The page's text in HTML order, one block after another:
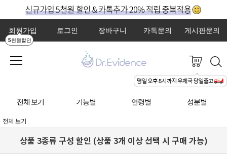
회원가입
5천원할인
로그인 장바구니 카톡문의 게시판문의
전체 보기 기능별 연령별 성분별
전체 보기
상품 3종류 구성 할인 (상품 3개 이상 선택 시 구매 가능)